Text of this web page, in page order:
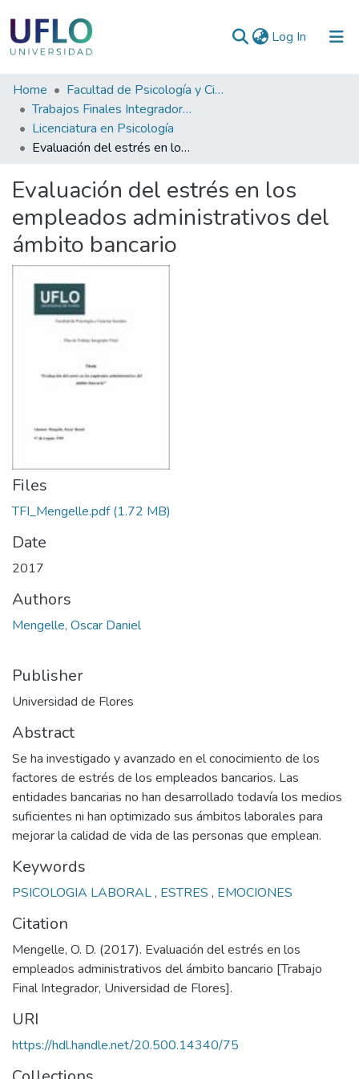
Log In (current)
Communities
&
Collections
Statistics
Home
Facultad de Psicología y Ciencias Sociales
Trabajos Finales Integradores (TFI) de Grado
Licenciatura en Psicología
Evaluación del estrés en los empleados administrativos del ámbito bancario
Evaluación del estrés en los
empleados administrativos del
ámbito bancario
Files
TFI_Mengelle.pdf(1.72 MB)
Date
2017
Authors
Mengelle, Oscar Daniel
Publisher
Universidad de Flores
Abstract
Se ha investigado y avanzado en el conocimiento de los
factores de estrés de los empleados bancarios. Las
entidades bancarias no han desarrollado todavía los medios
suficientes ni han optimizado sus ámbitos laborales para
mejorar la calidad de vida de las personas que emplean.
Keywords
PSICOLOGIA LABORAL, ESTRES , EMOCIONES
Citation
Mengelle, O. D. (2017). Evaluación del estrés en los
empleados administrativos del ámbito bancario [Trabajo
Final Integrador, Universidad de Flores].
URI
https://hdl.handle.net/20.500.14340/75